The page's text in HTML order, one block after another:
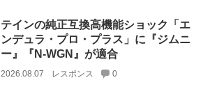
テインの純正互換高機能ショック「エ
ンデュラ・プロ・プラス」に『ジムニ
ー』『N-WGN』が適合
2026.08.07 レスポンス 0